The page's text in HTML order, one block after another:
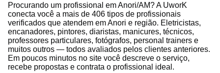
Procurando um profissional em Anori/AM? A UworK
conecta você a mais de 406 tipos de profissionais
verificados que atendem em Anori e região. Eletricistas,
encanadores, pintores, diaristas, manicures, técnicos,
professores particulares, fotógrafos, personal trainers e
muitos outros — todos avaliados pelos clientes anteriores.
Em poucos minutos no site você descreve o serviço,
recebe propostas e contrata o profissional ideal.